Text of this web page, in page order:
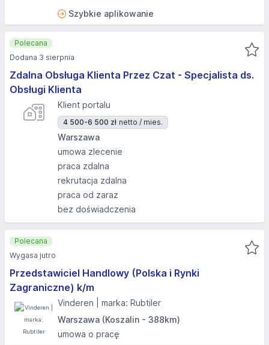
Szybkie aplikowanie
Zdalna Obsługa Klienta Przez Czat - Specjalista ds.
Obsługi Klienta
Klient portalu
4 500-6 500 zł netto / mies.
Warszawa
umowa zlecenie
praca zdalna
rekrutacja zdalna
praca od zaraz
bez doświadczenia
Polecana
Dodana 3 sierpnia
Przedstawiciel Handlowy (Polska i Rynki
Zagraniczne) k/m
Vinderen | marka: Rubtiler
Warszawa (Koszalin - 388km)
umowa o pracę
Polecana
Wygasa jutro